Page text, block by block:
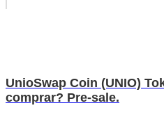
UnioSwap Coin (UNIO)
comprar? Pre-sale.